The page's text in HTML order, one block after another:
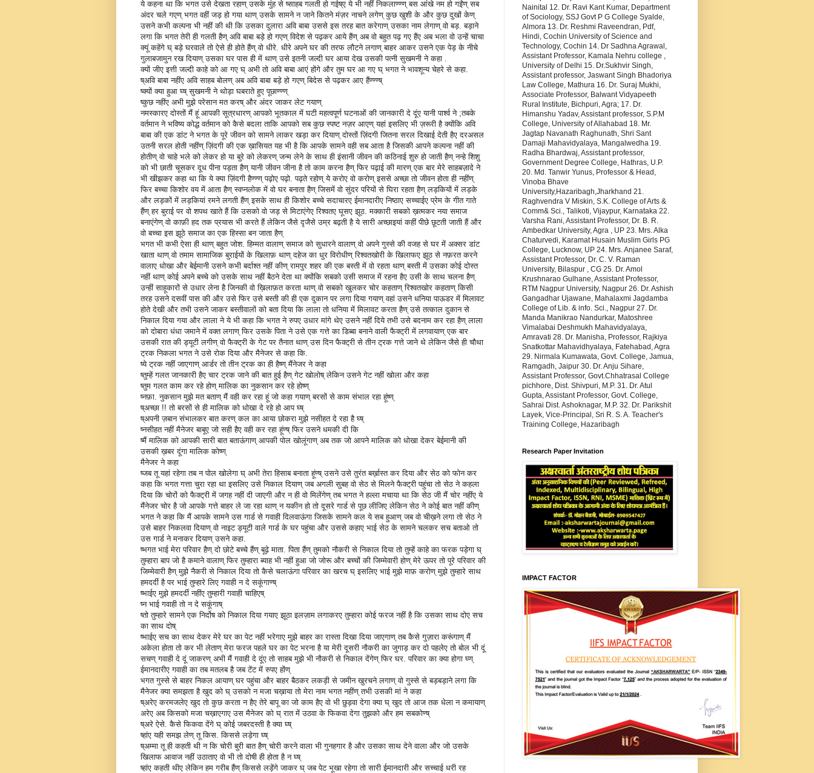
ये कहना था कि भगत उसे देखता रहाण् उसके मुंह से ष्साहब गलती हो गईष्ए ये भी नहीं निकलाण्ण्ण् बस आंखे नम हो गईंण् सब
अंदर चले गएण् भगत वहीं जड़ हो गया थाण् उसके सामने न जाने कितने मंज़र नाचने लगेण् कुछ खुशी के और कुछ दुखों केण्
उसने कभी कल्पना भी नहीं की थी कि उसका दुलारा अवि बाबा उससे इस तरह बात करेगाण् उसका नाम लेगाण् वो बड़. बड़ाने
लगा कि भगत तेरी ही गलती हैण् अवि बाबा बड़े हो गएण् विदेश से पढ़कर आये हैंण् अब वो बहुत पढ़ गए हैंए अब भला वो उन्हें चाचा
क्यूं कहेंगे घ् बड़े घरवाले तो ऐसे ही होते हैंण् वो धीरे. धीरे अपने घर की तरफ लौटने लगाण् बाहर आकर उसने एक पेड़ के नीचे
गुलाबजामुन रख दियाण् उसका घर पास ही में थाण् उसे इतनी जल्दी घर आया देख उसकी पत्नी सुखमनी ने कहा .
क्यों जीए इत्ती जल्दी काहे को आ गए घ् अभी तो अवि बाबा आएं होंगे और तुम घर आ गए घ् भगत ने भावशून्य चेहरे से कहा.
ष्अवि बाबा नहींए अवि साहब बोलण् अब अवि बाबा बड़े हो गएण् बिदेस से पढ़कर आए हैंण्ण्ण्ष्
ष्क्यों क्या हुआ घ्ष् सुखमनी ने थोड़ा घबराते हुए पूछाण्ण्ण्
ष्कुछ नहींए अभी मुझे परेसान मत करष् और अंदर जाकर लेट गयाण्
नमस्कारए दोस्तों मैं हूं आपकी सूत्रधारण् आपको भूतकाल में घटी महत्वपूर्ण घटनाओं की जानकारी दे दूंए यानी पार्श्व ने ;तबके
वर्तमान ने भविष्य कोद्ध वर्तमान को कैसे बदला ताकि आपको सब कुछ स्पष्ट नज़र आएण् यहां इसलिए भी ज़रूरी है क्योंकि अवि
बाबा की एक डांट ने भगत के पूरे जीवन को सामने लाकर खड़ा कर दियाण् दोस्तों ज़िंदगी जितना सरल दिखाई देती हैए दरअसल
उतनी सरल होती नहींण् ज़िंदगी की एक ख़ासियत यह भी है कि आपके सामने वही सब आता है जिसकी आपने कल्पना नहीं की
होतीण् वो चाहे भले को लेकर हो या बुरे को लेकरण् जन्म लेने के साथ ही इंसानी जीवन की कठिनाई शुरु हो जाती हैण् नन्हे शिशु
को भी छाती चूसकर दूध पीना पड़ता हैण् यानी जीवन जीना है तो काम करना हैण् फिर पढ़ाई की मारण् एक बार मेरे साहबज़ादे ने
भी खीझकर कहा था कि ये क्या ज़िंदगी हैण्ण्ण् पढ़ोए पढ़ो. पढ़ते रहोण् ये करोए वो करोण् इससे अच्छा तो जीवन होता ही नहींण्
फिर बच्चा किशोर वय में आता हैण् स्वप्नलोक में वो घर बनाता हैण् जिसमें वो सुंदर परियों से घिरा रहता हैण् लड़कियों में लड़के
और लड़कों में लड़कियां रमने लगती हैंण् इसके साथ ही किशोर बच्चे सदाचारए ईमानदारीए निष्ठाए सच्चाईए प्रेम के गीत गाते
हैंण् हर बुराई पर वो शपथ खाते हैं कि उसको वो जड़ से मिटाएंगेए रिश्वतए घूसए झूठ. मक्कारी सबको ख़त्मकर नया समाज
बनाएंगेण् वो काफ़ी हद तक प्रयास भी करते हैं लेकिन जैसे दृजैसे उम्र बढ़ती है ये सारी अच्छाइयां कहीं पीछे छूटती जाती हैं और
वो बच्चा इस झूठे समाज का एक हिस्सा बन जाता हैण्
भगत भी कभी ऐसा ही थाण् बहुत जोश. हिम्मत वालाण् समाज को सुधारने वालाण् वो अपने गुस्से की वजह से घर में अक्सर डांट
खाता थाण् वो तमाम सामाजिक बुराईयों के खिलाफ़ थाण् दहेज का धुर विरोधीण् रिश्वतखोरी के खिलाफए झूठ से नफ़रत करने
वालाए धोखा और बेईमानी उसने कभी बर्दाश्त नहीं कीण् रामपुर शहर की एक बस्ती में वो रहता थाण् बस्ती में उसका कोई दोस्त
नहीं थाण् कोई अपने बच्चे को उसके साथ नहीं बैठने देता था क्योंकि सबको उसी समाज में रहना हैए उसी के साथ चलना हैण्
उन्हीं साहूकारों से उधार लेना है जिनकी वो ख़िलाफ़त करता थाण् वो सबको खुलकर चोर कहताण् रिश्वतखोर कहताण् किसी
तरह उसने दसवीं पास की और उसे फिर उसे बस्ती की ही एक दुकान पर लगा दिया गयाण् वहां उसने धनिया पाऊडर में मिलावट
होते देखी और तभी उसने जाकर बस्तीवालों को बता दिया कि लाला तो धनिया में मिलावट करता हैण् उसे तत्काल दुकान से
निकाल दिया गया और लाला ने ये भी कहा कि भगत ने रुपए उधार मांगे थेए उसने नहीं दिये तभी उसे बदनाम कर रहा हैण् लाला
को दोबारा धंधा जमाने में वक्त लगाण् फिर उसके पिता ने उसे एक गत्ते का डिब्बा बनाने वाली फैक्ट्री में लगवायाण् एक बार
उसकी रात की ड्यूटी लगीण् वो फैक्ट्री के गेट पर तैनात थाण् उस दिन फैक्ट्री से तीन ट्रक गत्ते जाने थे लेकिन जैसे ही चौथा
ट्रक निकला भगत ने उसे रोक दिया और मैनेजर से कहा कि.
ष्ये ट्रक नहीं जाएगाण् आर्डर तो तीन ट्रक का ही हैष्ण् मैंनेजर ने कहा
ष्तुम्हें गलत जानकारी हैए चार ट्रक जाने की बात हुई हैण् गेट खोलोष् लेकिन उसने गेट नहीं खोला और कहा
ष्तुम गलत काम कर रहे होण् मालिक का नुकसान कर रहे होष्ण्
ष्नफ़ा. नुकसान मुझे मत बताण् मैं वही कर रहा हूं जो कहा गयाण् बरसों से काम संभाल रहा हूंष्ण्
ष्अच्छा !! तो बरसों से ही मालिक को धोखा दे रहे हो आप घ्ष्
ष्अपनी ज़बान संभालकर बात करण् कल का आया छोकरा मुझे नसीहत दे रहा है घ्ष्
ष्नसीहत नहीं मैनेजर बाबूए जो सही हैए वही कर रहा हूंण्ष् फिर उसने धमकी दी कि
ष्मैं मालिक को आपकी सारी बात बताऊंगाण् आपकी पोल खोलूंगाण् अब तक जो आपने मालिक को धोखा देकर बेईमानी की
उसकी ख़बर दूंगा मालिक कोष्ण्
मैनेजर ने कहा
ष्जब तू यहां रहेगा तब न पोल खोलेगा घ् अभी तेरा हिसाब बनाता हूंण्ष् उसने उसे तुरंत बर्ख़ास्त कर दिया और सेठ को फोन कर
कहा कि भगत गत्ता चुरा रहा था इसलिए उसे निकाल दियाण् जब अगली सुबह वो सेठ से मिलने फैक्ट्री पहुंचा तो सेठ ने कहला
दिया कि चोरों को फैक्ट्री में जगह नहीं दी जाएगी और न ही वो मिलेंगेण् तब भगत ने हल्ला मचाया था कि सेठ जी मैं चोर नहींए ये
मैंनेजर चोर है जो आपके गत्ते बाहर ले जा रहा थाण् न यकीन हो तो दूसरे गार्ड से पूछ लीजिए लेकिन सेठ ने कोई बात नहीं कीण्
भगत ने कहा कि मैं आपके सामने उस गार्ड से गवाही दिलवाऊंगा जिसके सामने कल ये सब हुआण् जब वो चीख़ने लगा तो सेठ ने
उसे बाहर निकलवा दियाण् वो नाइट ड्यूटी वाले गार्ड के घर पहुंचा और उससे कहाए भाई सेठ के सामने चलकर सच बताओ तो
उस गार्ड ने मनाकर दियाण् उसने कहा.
ष्भगत भाई मेरा परिवार हैण् दो छोटे बच्चे हैंण् बूढ़े माता. पिता हैंण् तुमको नौकरी से निकाल दिया तो तुम्हें काहे का फरक पड़ेगा घ्
तुम्हारा बाप जो है कमाने वालाण् फिर तुम्हारा ब्याह भी नहीं हुआ जो जोरू और बच्चों की जिम्मेवारी होण् मेरे ऊपर तो पूरे परिवार की
जिम्मेवारी हैण् मुझे नैकरी से निकाल दिया तो कैसे चलाऊंगा परिवार का खरच घ् इसलिए भाई मुझे माफ़ करोण् मुझे तुम्हारे साथ
हमदर्दी है पर भाई तुम्हारे लिए गवाही न दे सकूंगाण्ष्
ष्भाईए मुझे हमदर्दी नहींए तुम्हारी गवाही चाहिएष्
ष्न भाई गवाही तो न दे सकूंगाष्
ष्तो तुम्हारे सामने एक निर्दोष को निकाल दिया गयाए झूठा इलज़ाम लगाकरए तुम्हारा कोई फरज नहीं है कि उसका साथ दोए सच
का साथ दोष्
ष्भाईए सच का साथ देकर मेरे घर का पेट नहीं भरेगाए मुझे बाहर का रास्ता दिखा दिया जाएगाण् तब कैसे गुज़ारा करूंगाण् मैं
अकेला होता तो कर भी लेताण् मेरा फरज पहले घर का पेट भरना है या मेरी दूसरी नौकरी का जुगाड़ कर दो पहलेए तो बोल भी दूं
सचण् गवाही दे दूं जाकरण् अभी मैं गवाही दे दूंए तो साहब मुझे भी नौकरी से निकाल देंगेण् फिर घर. परिवार का क्या होगा घ्ण्
ईमानदारीए गवाही का तब मतलब है जब टेंट में रुपए होंण्
भगत गुस्से से बाहर निकल आयाण् घर पहुंचा और बाहर बैठकर लकड़ी से जमीन खुरचने लगाण् वो गुस्से से बड़बड़ाने लगा कि
मैनेजर क्या समझता है खुद को घ् उसको न मजा चख़ाया तो मेरा नाम भगत नहींण् तभी उसकी मां ने कहा
ष्अरेए करमजलेए खुद तो कुछ करता न हैए तेरे बापू का जो काम हैए वो भी छुड़वा देगा क्या घ् खुद तो आज तक धेला न कमायाण्
अरेए अब किसको मजा चख़ाएगाए उस मैनेजर को घ् रात में उठवा के फिकवा देगा तुझको और हम सबकोण्ष्
ष्अरे ऐसे. कैसे फिकवा देंगे घ् कोई जबरदस्ती है क्या घ्ष्
ष्हांए यही समझ लेण् तू किस. किससे लड़ेगा घ्ष्
ष्अम्मा तू ही कहती थी न कि चोरी बुरी बात हैण् चोरी करने वाला भी गुनहगार है और उसका साथ देने वाला और जो उसके
खिलाफ आवाज नहीं उठाताए वो भी तो दोषी ही होता है न घ्ष्
ष्हांए कहती थीए लेकिन हम गरीब हैंण् किससे लड़ेंगे जाकर घ् जब पेट भूखा रहेगा तो सारी ईमानदारी और सच्चाई धरी रह
Nainital 12. Dr. Ravi Kant Kumar, Department
of Sociology, SSJ Govt P G College Syalde,
Almora 13. Dr. Reshmi Raveendran, Pdf,
Hindi, Cochin University of Science and
Technology, Cochin 14. Dr Sadhna Agrawal,
Assistant Professor, Kamala Nehru college ,
University of Delhi 15. Dr.Sukhvir Singh,
Assistant professor, Jaswant Singh Bhadoriya
Law College, Mathura 16. Dr. Suraj Mukhi,
Associate Professor, Balwant Vidyapeeth
Rural Institute, Bichpuri, Agra; 17. Dr.
Himanshu Yadav, Assistant professor, S.P.M
College, University of Allahabad 18. Mr.
Jagtap Navanath Raghunath, Shri Sant
Damaji Mahavidyalaya, Mangalwedha 19.
Radha Bhardwaj, Assistant professor,
Government Degree College, Hathras, U.P.
20. Md. Tanwir Yunus, Professor & Head,
Vinoba Bhave
University,Hazaribagh,Jharkhand 21.
Raghvendra V Miskin, S.K. College of Arts &
Comm& Sci., Talikoti, Vijaypur, Karnataka 22.
Varsha Rani, Assistant Professor, Dr. B. R.
Ambedkar University, Agra , UP 23. Mrs. Alka
Chaturvedi, Karamat Husain Muslim Girls PG
College, Lucknow, UP 24. Mrs. Anjanee Saraf,
Assistant Professor, Dr. C. V. Raman
University, Bilaspur , CG 25. Dr. Amol
Krushnarao Gulhane, Assistant Professor,
RTM Nagpur University, Nagpur 26. Dr. Ashish
Gangadhar Ujawane, Mahalaxmi Jagdamba
College of Lib. & info. Sci., Nagpur 27. Dr.
Manda Manikrao Nandurkar, Matoshree
Vimalabai Deshmukh Mahavidyalaya,
Amravati 28. Dr. Manisha, Professor, Rajkiya
Snatkottar Mahavidhyalaya, Fatehabad, Agra
29. Nirmala Kumawata, Govt. College, Jamua,
Ramgadh, Jaipur 30. Dr. Anju Sihare,
Assistant Professor, Govt.Chhatrasal College
pichhore, Dist. Shivpuri, M.P. 31. Dr. Atul
Gupta, Assistant Professor, Govt. College,
Sahrai Dist. Ashoknagar, M.P. 32. Dr. Parikshit
Layek, Vice-Principal, Sri R. S. A. Teacher's
Training College, Hazaribagh
Research Paper Invitation
IMPACT FACTOR